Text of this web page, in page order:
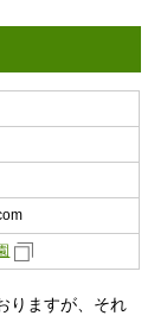
りますが、それ